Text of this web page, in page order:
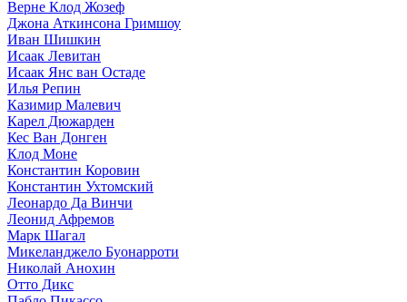
Верне Клод Жозеф
Джона Аткинсона Гримшоу
Иван Шишкин
Исаак Левитан
Исаак Янс ван Остаде
Илья Репин
Казимир Малевич
Карел Дюжарден
Кес Ван Донген
Клод Моне
Константин Коровин
Константин Ухтомский
Леонардо Да Винчи
Леонид Афремов
Марк Шагал
Микеланджело Буонарроти
Николай Анохин
Отто Дикс